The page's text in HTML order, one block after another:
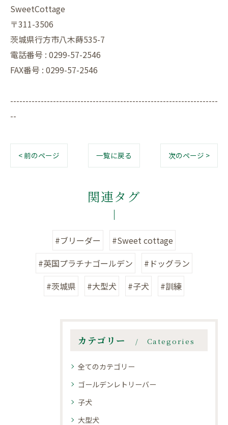
SweetCottage
〒311-3506
茨城県行方市八木蒔535-7
電話番号 : 0299-57-2546
FAX番号 : 0299-57-2546
--------------------------------------------------------------------
--
< 前のページ 一覧に戻る 次のページ >
関連タグ
#ブリーダー
#Sweet cottage
#英国プラチナゴールデン
#ドッグラン
#茨城県
#大型犬 #子犬 #訓練
カテゴリー Categories
全てのカテゴリー
ゴールデンレトリーバー
子犬
大型犬